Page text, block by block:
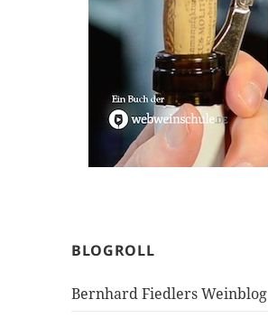
BLOGROLL
Bernhard Fiedlers Weinblog